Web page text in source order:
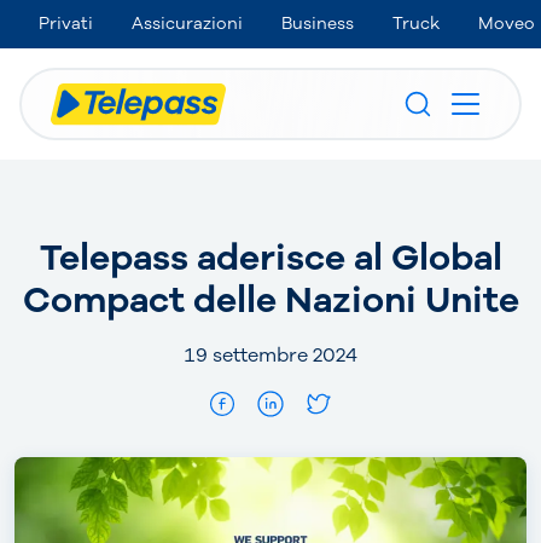
Privati Assicurazioni Business Truck Moveo
Telepass aderisce al Global
Compact delle Nazioni Unite
19 settembre 2024